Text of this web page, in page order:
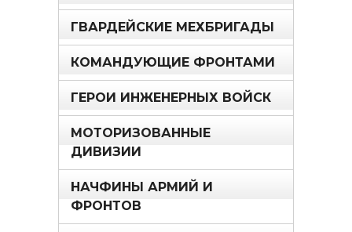
ГВАРДЕЙСКИЕ МЕХБРИГАДЫ
КОМАНДУЮЩИЕ ФРОНТАМИ
ГЕРОИ ИНЖЕНЕРНЫХ ВОЙСК
МОТОРИЗОВАННЫЕ
ДИВИЗИИ
НАЧФИНЫ АРМИЙ И
ФРОНТОВ